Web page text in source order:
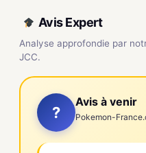
Avis Expert
Analyse approfondie par
JCC.
?
Avis à venir
Pokemon-